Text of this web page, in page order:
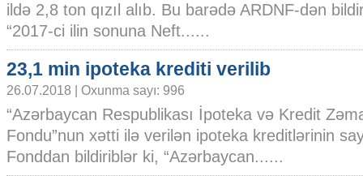
ildə 2,8 ton qızıl alıb. Bu barədə ARDNF-dən
“2017-ci ilin sonuna Neft......
23,1 min ipoteka krediti verilib
26.07.2018 | Oxunma sayı: 996
“Azərbaycan Respublikası İpoteka və Kredit
Fondu”nun xətti ilə verilən ipoteka kreditlərinin
Fonddan bildiriblər ki, “Azərbaycan......